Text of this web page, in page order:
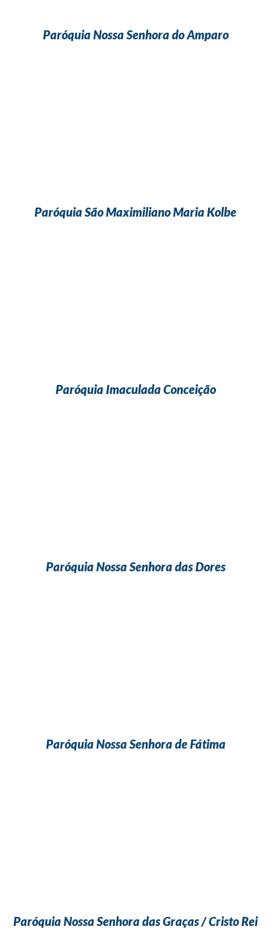
Paróquia Nossa Senhora do Amparo
Paróquia São Maximiliano Maria Kolbe
Paróquia Imaculada Conceição
Paróquia Nossa Senhora das Dores
Paróquia Nossa Senhora de Fátima
Paróquia Nossa Senhora das Graças / Cristo Rei